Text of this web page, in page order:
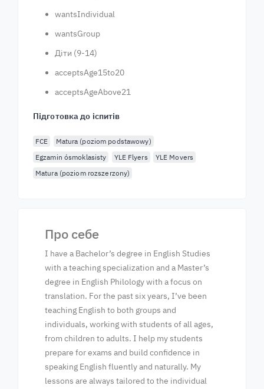
wantsIndividual
wantsGroup
Діти (9-14)
acceptsAge15to20
acceptsAgeAbove21
Підготовка до іспитів
FCE
Matura (poziom podstawowy)
Egzamin ósmoklasisty
YLE Flyers
YLE Movers
Matura (poziom rozszerzony)
Про себе
I have a Bachelor’s degree in English Studies
with a teaching specialization and a Master’s
degree in English Philology with a focus on
translation. For the past six years, I’ve been
teaching English to both groups and
individuals, working with students of all ages,
from children to adults. I help my students
prepare for exams and build confidence in
speaking English fluently and naturally. My
lessons are always tailored to the individual